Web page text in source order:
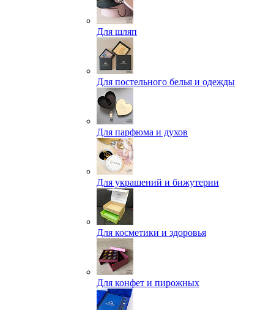
Для шляп
Для постельного белья и одежды
Для парфюма и духов
Для украшений и бижутерии
Для косметики и здоровья
Для конфет и пирожных